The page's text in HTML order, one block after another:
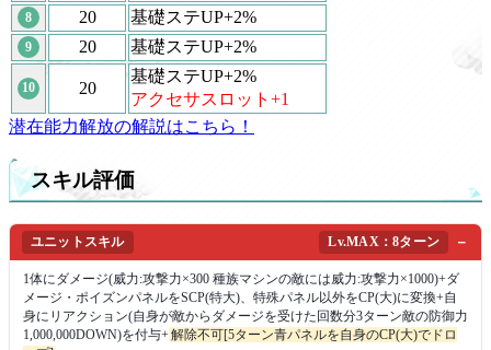
8 20 基礎ステUP+2%
9 20 基礎ステUP+2%
10 20
基礎ステUP+2%
アクセサスロット+1
潜在能力解放の解説はこちら！
スキル評価
ユニットスキル Lv.MAX：8ターン
1体にダメージ(威力:攻撃力×300 種族マシンの敵には威力:攻撃力×1000)+ダ
メージ・ポイズンパネルをSCP(特大)、特殊パネル以外をCP(大)に変換+自
身にリアクション(自身が敵からダメージを受けた回数分3ターン敵の防御力
1,000,000DOWN)を付与+解除不可[5ターン青パネルを自身のCP(大)でドロ